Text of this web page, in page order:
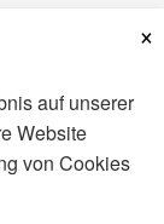
×
auf unserer
Website
von Cookies